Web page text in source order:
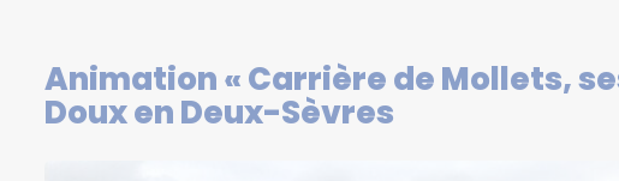
Animation « Carrière de Mollets,
Doux en Deux-Sèvres